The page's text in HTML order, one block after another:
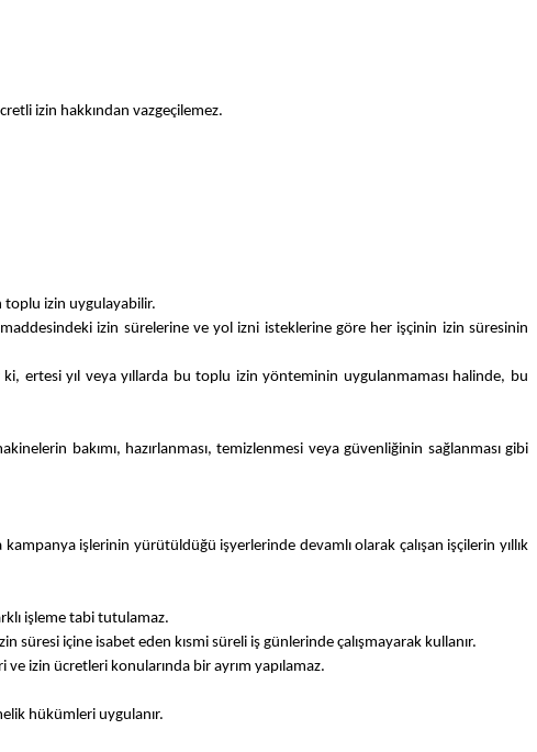
izin hakkından vazgeçilemez.
toplu izin uygulayabilir.
izin sürelerine ve yol izni isteklerine göre her işçinin izin süresinin
ertesi yıl veya yıllarda bu toplu izin yönteminin uygulanmaması halinde, bu
bakımı, hazırlanması, temizlenmesi veya güvenliğinin sağlanması gibi
işlerinin yürütüldüğü işyerlerinde devamlı olarak çalışan işçilerin yıllık
işleme tabi tutulamaz.
süresi içine isabet eden kısmi süreli iş günlerinde çalışmayarak kullanır.
ve izin ücretleri konularında bir ayrım yapılamaz.
hükümleri uygulanır.